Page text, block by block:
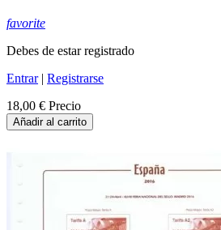
favorite
Debes de estar registrado
Entrar| Registrarse
18,00 € Precio
Añadir al carrito